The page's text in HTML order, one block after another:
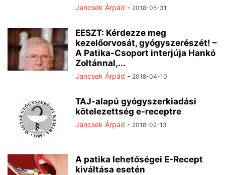
Jancsek Árpád - 2018-05-31
EESZT: Kérdezze meg
kezelőorvosát, gyógyszerészét! –
A Patika-Csoport interjúja Hankó
Zoltánnal,...
Jancsek Árpád - 2018-04-10
TAJ-alapú gyógyszerkiadási
kötelezettség e-receptre
Jancsek Árpád - 2018-02-13
A patika lehetőségei E-Recept
kiváltása esetén